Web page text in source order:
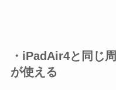
・iPadAir4と同じ
が使える